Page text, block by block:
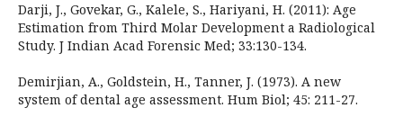
Darji, J., Govekar, G., Kalele, S., Hariyani, H. (2011): Age
Estimation from Third Molar Development a Radiological
Study. J Indian Acad Forensic Med; 33:130-134.
Demirjian, A., Goldstein, H., Tanner, J. (1973). A new
system of dental age assessment. Hum Biol; 45: 211-27.